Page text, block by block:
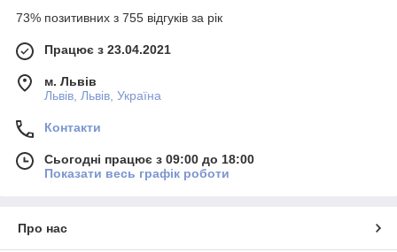
73% позитивних з 755 відгуків за рік
Працює з 23.04.2021
м. Львів
Львів, Львів, Україна
Контакти
Сьогодні працює з 09:00 до 18:00
Показати весь графік роботи
Про нас